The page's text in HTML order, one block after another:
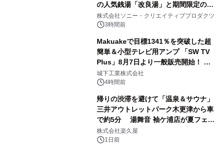
の人気銭湯「改良湯」と期間限定のコ
ラボレーション サウナイキタイコラ
ボグッズも発売決定！
株式会社ソニー・クリエイティブプロダクツ
3時間前
Makuakeで目標1341％を突破した超
簡単＆小型テレビ用アンプ 「SW TV
Plus」8月7日より一般販売開始！ ケ
ーブル1本つなぐだけ、テレビの音が
ぐっと豊かに
城下工業株式会社
4時間前
帰りの渋滞を避けて「温泉＆サウナ」
三井アウトレットパーク木更津から車
で約5分 湯舞音 袖ケ浦店が夏フェア
メニューを提供
株式会社楽久屋
1日前